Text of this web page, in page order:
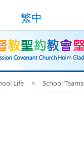
繁中
Life > School Teams